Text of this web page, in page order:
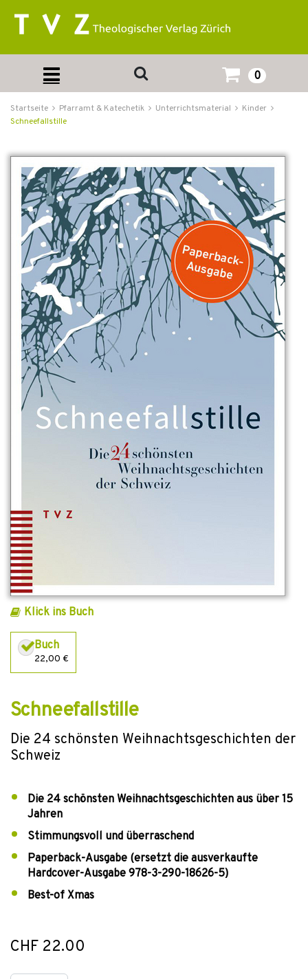
0
Startseite Pfarramt & Katechetik Unterrichtsmaterial
Kinder
Schneefallstille
Klick ins Buch
Buch
22,00 €
Schneefallstille
Die 24 schönsten Weihnachtsgeschichten der
Schweiz
Die 24 schönsten Weihnachtsgeschichten aus über 15
Jahren
Stimmungsvoll und überraschend
Paperback-Ausgabe (ersetzt die ausverkaufte
Hardcover-Ausgabe 978-3-290-18626-5)
Best-of Xmas
CHF 22.00